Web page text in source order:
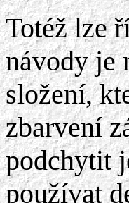
Totéž lze
návody je
složení,
zbarvení
podchytit
používat